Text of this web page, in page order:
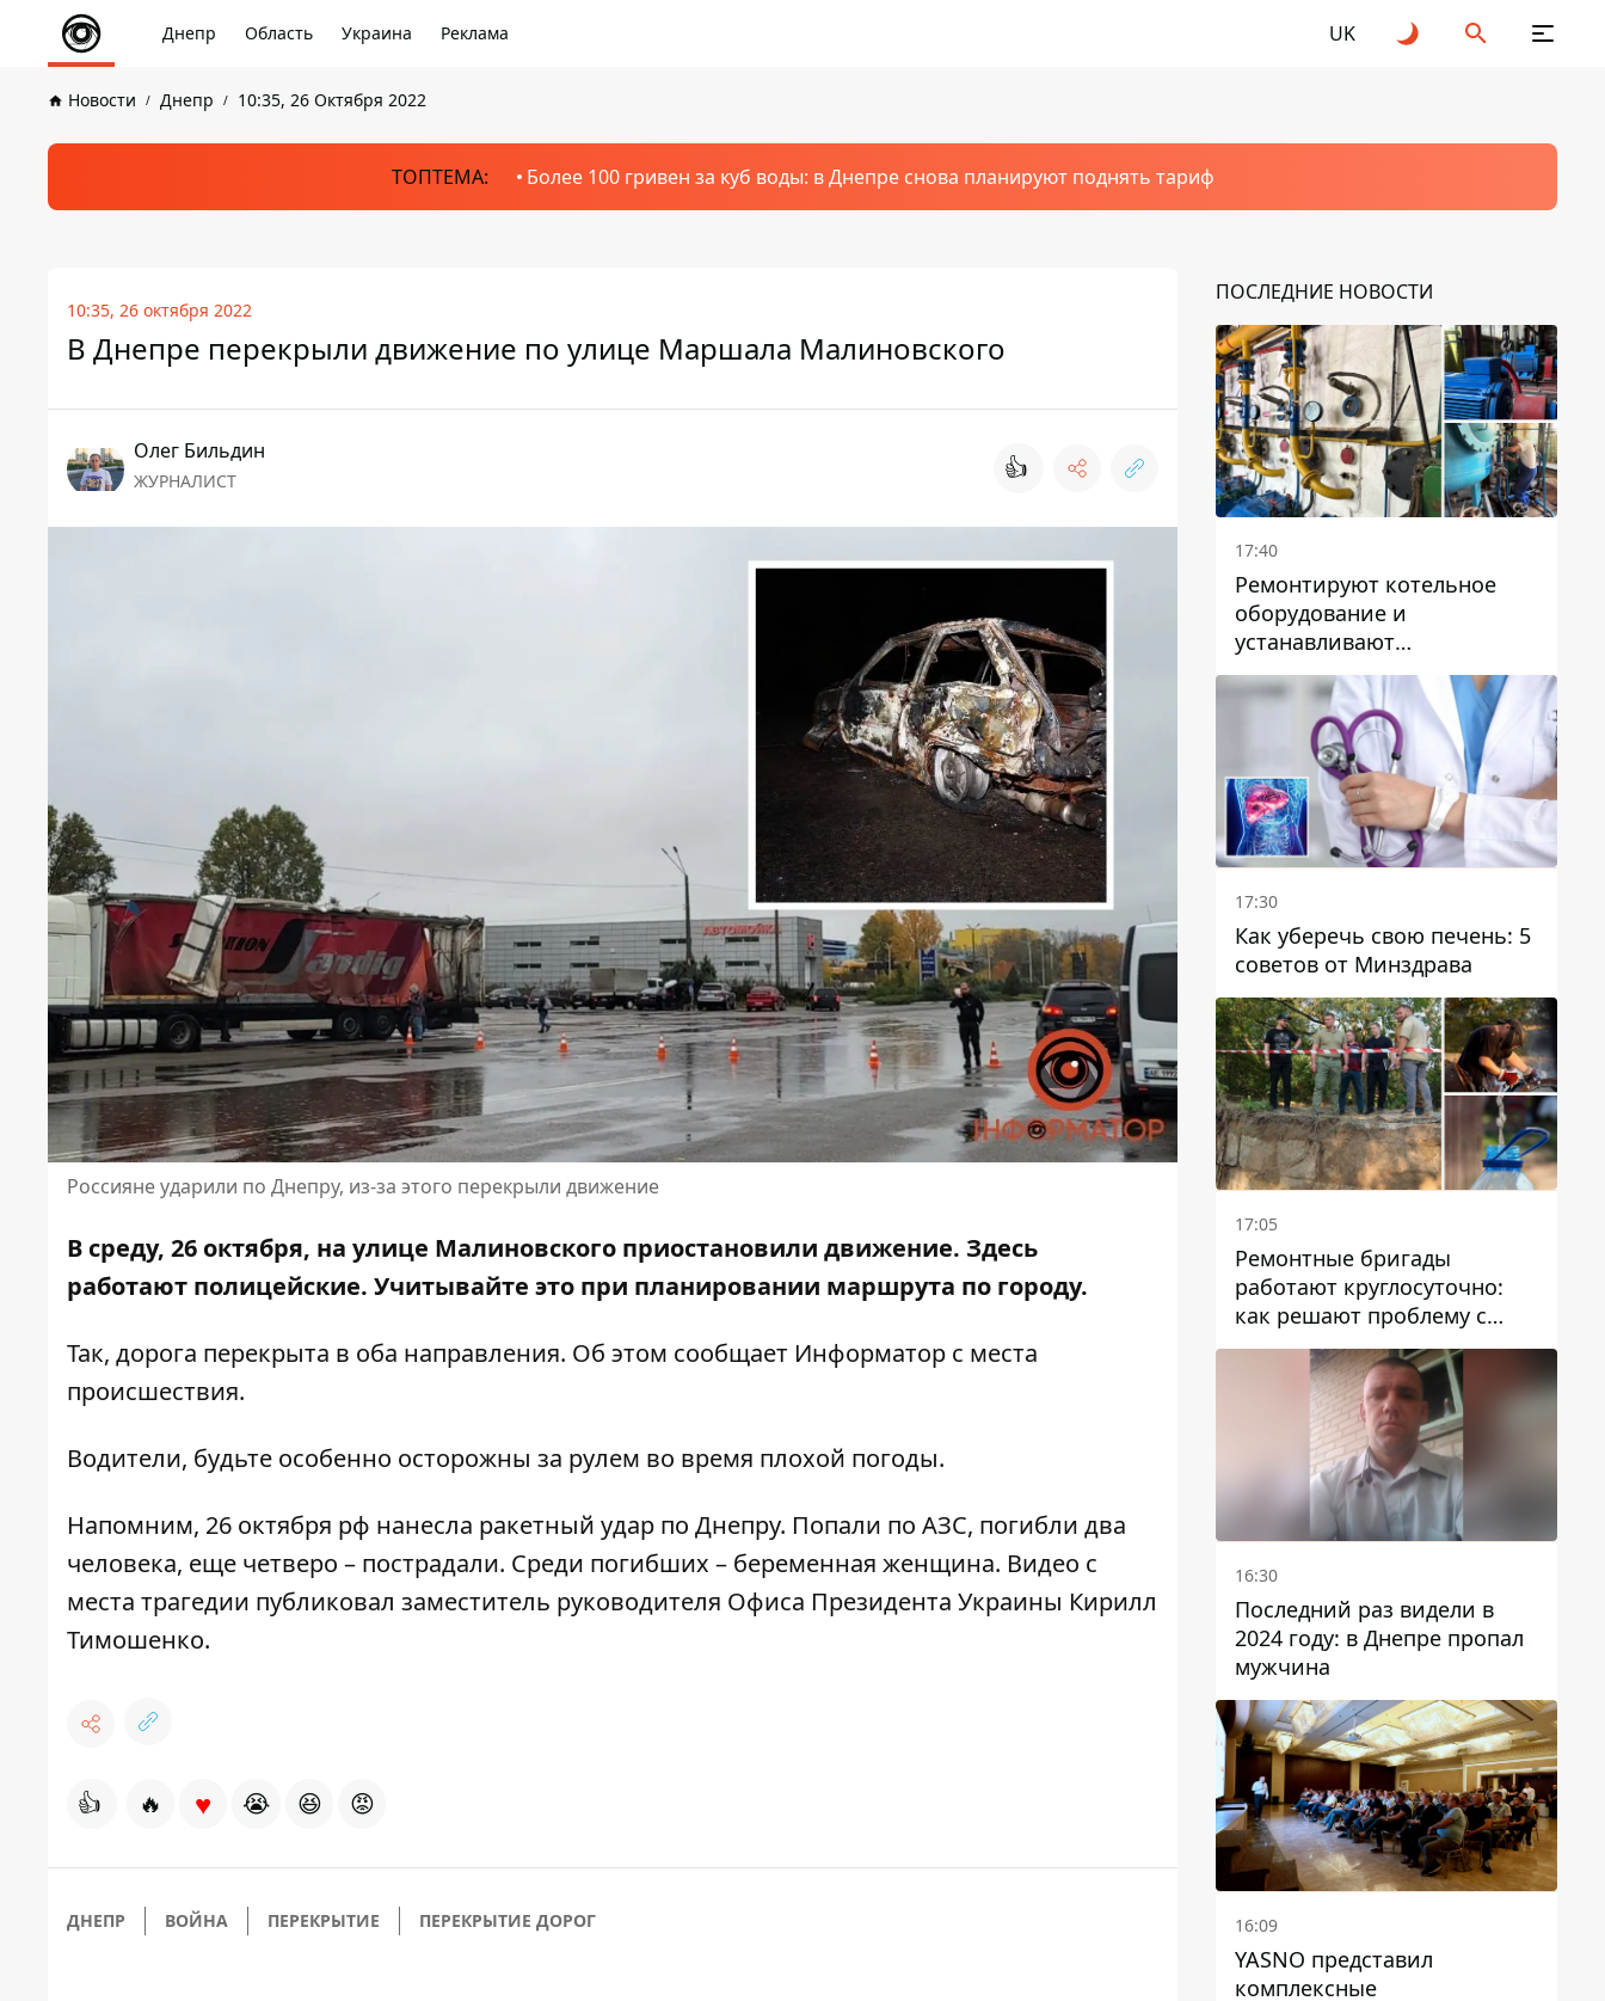
Днепр Область Украина Реклама UK
Новости Днепр 10:35, 26 Октября 2022
ТОПТЕМА: Более 100 гривен за куб воды: в Днепре снова планируют поднять тариф
10:35, 26 октября 2022
В Днепре перекрыли движение по улице Маршала Малиновского
Олег Бильдин
ЖУРНАЛИСТ 👍
Россияне ударили по Днепру, из-за этого перекрыли движение
В среду, 26 октября, на улице Малиновского приостановили движение. Здесь
работают полицейские. Учитывайте это при планировании маршрута по городу.
Так, дорога перекрыта в оба направления. Об этом сообщает Информатор с места
происшествия.
Водители, будьте особенно осторожны за рулем во время плохой погоды.
Напомним, 26 октября рф нанесла ракетный удар по Днепру. Попали по АЗС, погибли два
человека, еще четверо – пострадали. Среди погибших – беременная женщина. Видео с
места трагедии публиковал заместитель руководителя Офиса Президента Украины Кирилл
Тимошенко.
👍 🔥 ♥ 😭 😆 😡
ДНЕПР ВОЙНА ПЕРЕКРЫТИЕ ПЕРЕКРЫТИЕ ДОРОГ
ПОСЛЕДНИЕ НОВОСТИ
17:40
Ремонтируют котельное
оборудование и
устанавливают
генераторные установки:
как в Днепре готовятся к
отопительному сезону
17:30
Как уберечь свою печень: 5
советов от Минздрава
17:05
Ремонтные бригады
работают круглосуточно:
как решают проблему с
водой в Марганецкой
громаде
16:30
Последний раз видели в
2024 году: в Днепре пропал
мужчина
16:09
YASNO представил
комплексные